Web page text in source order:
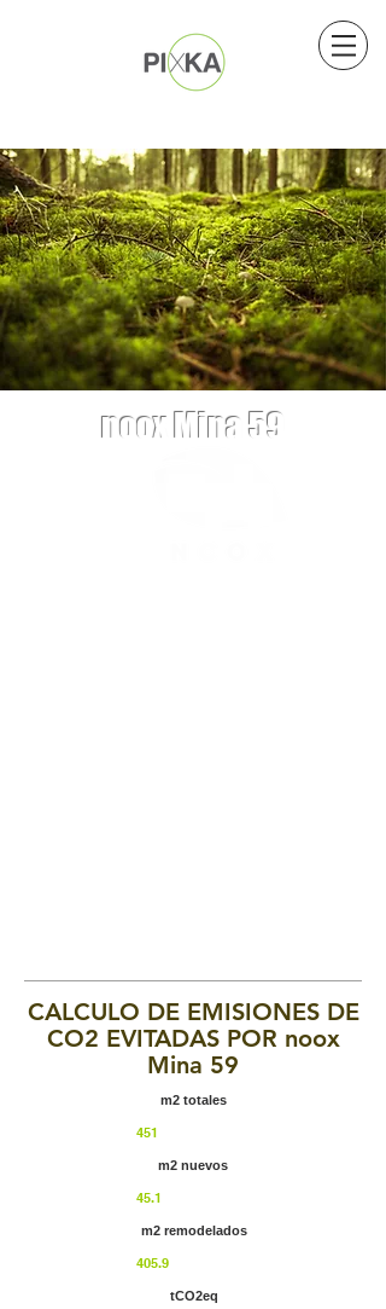
noox Mina 59
CALCULO DE EMISIONES DE
CO2 EVITADAS POR noox
Mina 59
m2 totales
451
m2 nuevos
45.1
m2 remodelados
405.9
tCO2eq